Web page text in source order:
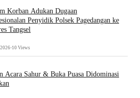
Korban Adukan Dugaan
Penyidik Polsek Pagedangan ke
Tangsel
•10 Views
Acara Sahur & Buka Puasa Didominasi